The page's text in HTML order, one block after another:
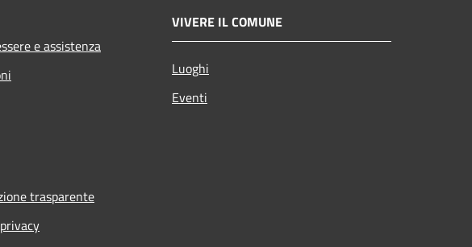
e assistenza
VIVERE IL COMUNE
Luoghi
Eventi
trasparente